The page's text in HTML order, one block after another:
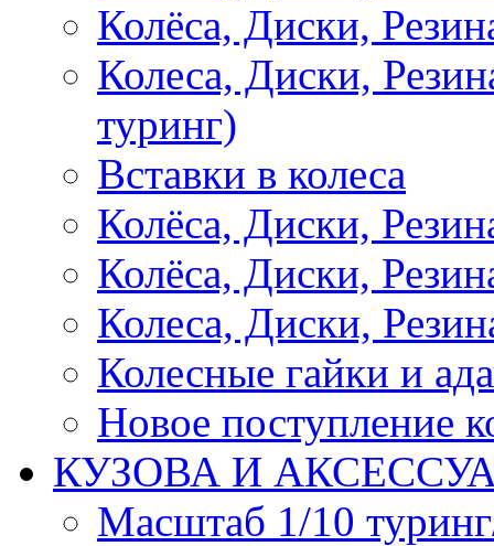
Колёса, Диски,
Колеса, Диски,
туринг)
Вставки в колеса
Колёса, Диски,
Колёса, Диски,
Колеса, Диски,
Колесные гайки и
Новое поступление
КУЗОВА И
Масштаб 1/10